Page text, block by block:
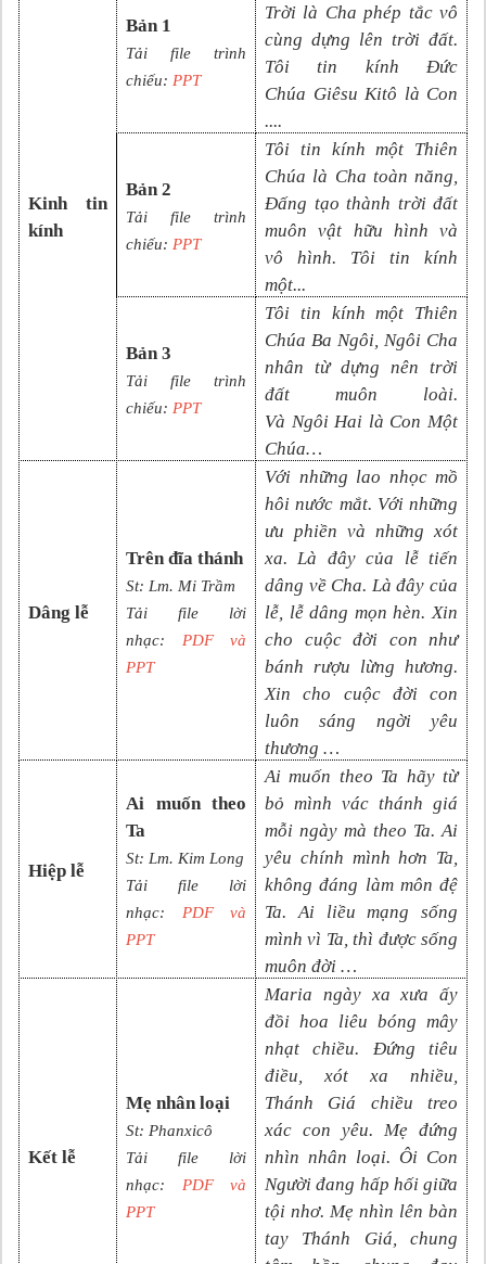
Kinh tin
kính
Bản 1
Tải file trình
chiếu: PPT
Trời là Cha phép tắc vô
cùng dựng lên trời đất.
Tôi tin kính Đức
Chúa Giêsu Kitô là Con
....
Bản 2
Tải file trình
chiếu: PPT
Tôi tin kính một Thiên
Chúa là Cha toàn năng,
Đấng tạo thành trời đất
muôn vật hữu hình và
vô hình. Tôi tin kính
một...
Bản 3
Tải file trình
chiếu: PPT
Tôi tin kính một Thiên
Chúa Ba Ngôi, Ngôi Cha
nhân từ dựng nên trời
đất muôn loài.
Và NgôiHai là Con Một
Chúa…
Dâng lễ
Trên đĩa thánh
St: Lm. Mi Trầm
Tải file lời
nhạc:
PDF và
PPT
Với những lao nhọc mồ
hôi nước mắt. Với những
ưu phiền và những xót
xa. Là đây của lễ tiến
dâng về Cha. Là đây của
lễ, lễ dâng mọn hèn. Xin
cho cuộc đời con như
bánh rượu lừng hương.
Xin cho cuộc đời con
luôn sáng ngời yêu
thương …
Hiệp lễ
Ai muốn theo
Ta
St: Lm. Kim Long
Tải file lời
nhạc:
PDF và
PPT
Ai muốn theo Ta hãy từ
bỏ mình vác thánh giá
mỗi ngày mà theo Ta. Ai
yêu chính mình hơn Ta,
không đáng làm môn đệ
Ta. Ai liều mạng sống
mình vì Ta, thì được sống
muôn đời …
Kết lễ
Mẹ nhân loại
St: Phanxicô
Tải file lời
nhạc:
PDF và
PPT
Maria ngày xa xưa ấy
đồi hoa liêu bóng mây
nhạt chiều. Đứng tiêu
điều, xót xa nhiều,
Thánh Giá chiều treo
xác con yêu. Mẹ đứng
nhìn nhân loại. Ôi Con
Người đang hấp hối giữa
tội nhơ. Mẹ nhìn lên bàn
tay Thánh Giá, chung